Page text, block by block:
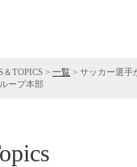
＆TOPICS > 一覧 > サッカー選手
ープ本部